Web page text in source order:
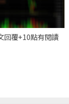
回覆+10點有閱讀